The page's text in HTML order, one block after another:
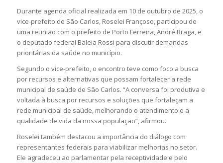
Durante agenda oficial realizada em 10 de outubro de 2025, o
vice-prefeito de São Carlos, Roselei Françoso, participou de
uma reunião com o prefeito de Porto Ferreira,André Braga, e
o deputado federal Baleia Rossi para discutir demandas
prioritárias da saúde no município.
Segundo o vice-prefeito, o encontro teve como foco a busca
por recursos e alternativas que possam fortalecer a rede
municipal de saúde de São Carlos. “A conversa foi produtiva e
voltada à busca por recursos e soluções que fortaleçam a
rede municipal de saúde, melhorando o atendimento e a
qualidade de vida da nossa população”, afirmou.
Roselei também destacou a importância do diálogo com
representantes federais para viabilizar melhorias no setor.
Ele agradeceu ao parlamentar pela receptividade e pelo